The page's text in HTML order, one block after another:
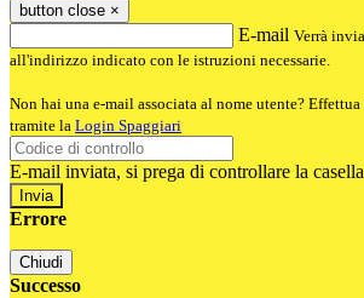
button close ×
E-mail Verrà
all'indirizzo indicato con le istruzioni necessarie.
Non hai una e-mail associata al nome utente?
tramite la Login Spaggiari
E-mail inviata, si prega di controllare la
Errore
Chiudi
Successo